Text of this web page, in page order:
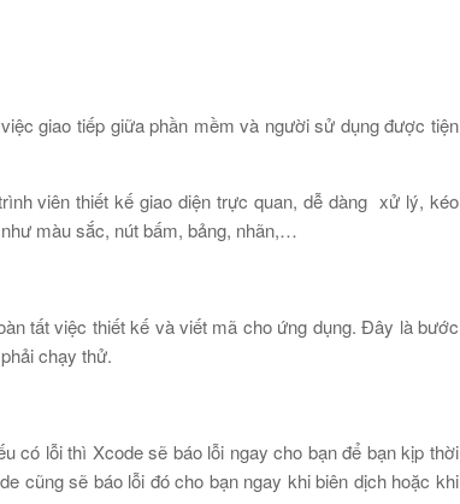
giao tiếp giữa phần mềm và người sử dụng được tiện
viên thiết kế giao diện trực quan, dễ dàng xử lý, kéo
màu sắc, nút bấm, bảng, nhãn,…
tất việc thiết kế và viết mã cho ứng dụng. Đây là bước
chạy thử.
có lỗi thì Xcode sẽ báo lỗi ngay cho bạn để bạn kịp thời
cũng sẽ báo lỗi đó cho bạn ngay khi biên dịch hoặc khi